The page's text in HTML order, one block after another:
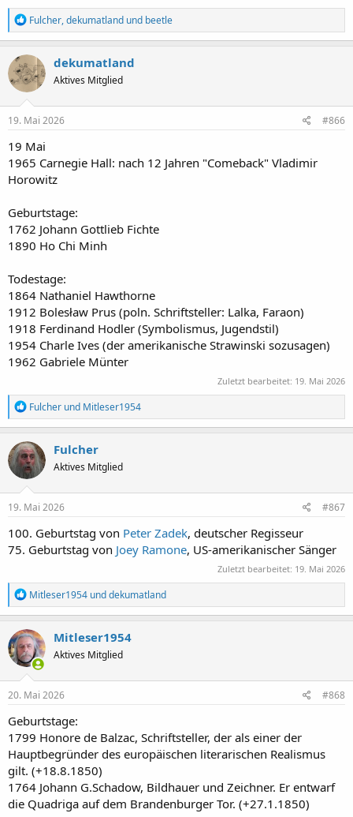
R
e
a
k
t
i
o
n
e
:
Fulcher,dekumatland und beetle
dekumatland
Aktives Mitglied
19. Mai 2026 #866
19 Mai
1965 Carnegie Hall: nach 12 Jahren "Comeback" Vladimir
Horowitz
Geburtstage:
1762 Johann Gottlieb Fichte
1890 Ho Chi Minh
Todestage:
1864 Nathaniel Hawthorne
1912 Bolesław Prus (poln. Schriftsteller: Lalka, Faraon)
1918 Ferdinand Hodler (Symbolismus, Jugendstil)
1954 Charle Ives (der amerikanische Strawinski sozusagen)
1962 Gabriele Münter
Zuletzt bearbeitet: 19. Mai 2026
R
e
a
k
t
i
o
n
e
Fulcher und Mitleser1954
Fulcher
Aktives Mitglied
19. Mai 2026 #867
100. Geburtstag von Peter Zadek, deutscher Regisseur
75. Geburtstag von Joey Ramone, US-amerikanischer Sänger
Zuletzt bearbeitet: 19. Mai 2026
R
e
a
k
t
i
o
n
e
:
Mitleser1954 unddekumatland
Mitleser1954
Aktives Mitglied
20. Mai 2026 #868
Geburtstage:
1799 Honore de Balzac, Schriftsteller, der als einer der
Hauptbegründer des europäischen literarischen Realismus
gilt. (+18.8.1850)
1764 Johann G.Schadow, Bildhauer und Zeichner. Er entwarf
die Quadriga auf dem Brandenburger Tor. (+27.1.1850)